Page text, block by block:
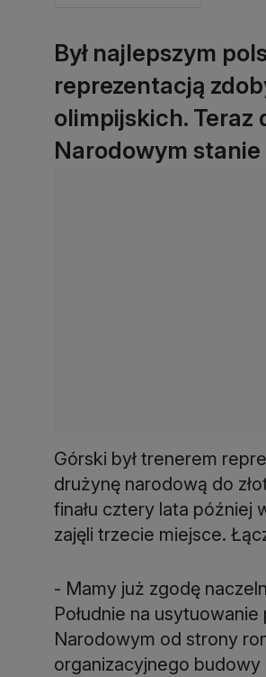
Był najlepszym
reprezentacją
olimpijskich. Teraz
Narodowym
Górski był trenerem
drużynę narodową do
finału cztery lata później
zajęli trzecie miejsce.
- Mamy już zgodę
Południe na
Narodowym od strony
organizacyjnego